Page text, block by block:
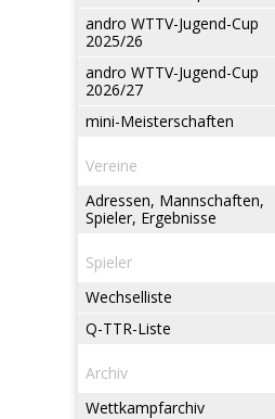
andro WTTV-Jugend-Cup
2025/26
andro WTTV-Jugend-Cup
2026/27
mini-Meisterschaften
Vereine
Adressen, Mannschaften,
Spieler, Ergebnisse
Spieler
Wechselliste
Q-TTR-Liste
Archiv
Wettkampfarchiv